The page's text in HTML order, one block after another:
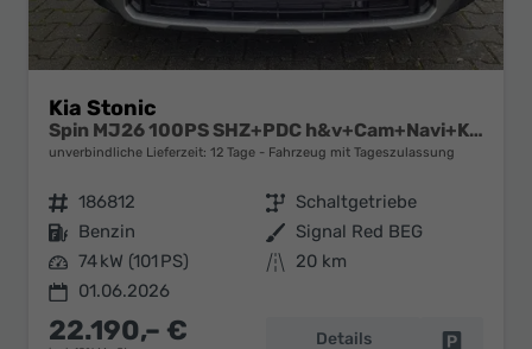
Kia Stonic
Spin MJ26 100PS SHZ+PDC h&v+Cam+Navi+Klima
unverbindliche Lieferzeit: 12 Tage Fahrzeug mit Tageszulassung
Fahrzeugnr. 186812 Getriebe Schaltgetriebe
Kraftstoff Benzin Außenfarbe Signal Red BEG
Leistung 74 kW (101 PS) Kilometerstand
20 km
01.06.2026
22.190,– € Details